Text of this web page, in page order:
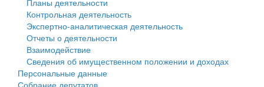
Городское поселение
Сельские поселения
Контрольная деятельность
Экспертно-аналитическая деятельность
Отчеты о деятельности
Взаимодействие
Сведения об имущественном положении и доходах
Персональные данные
Собрание депутатов